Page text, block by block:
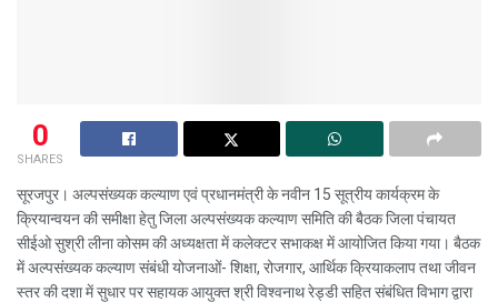
0
SHARES
सूरजपुर। अल्पसंख्यक कल्याण एवं प्रधानमंत्री के नवीन 15 सूत्रीय कार्यक्रम के
क्रियान्वयन की समीक्षा हेतु जिला अल्पसंख्यक कल्याण समिति की बैठक जिला पंचायत
सीईओ सुश्री लीना कोसम की अध्यक्षता में कलेक्टर सभाकक्ष में आयोजित किया गया। बैठक
में अल्पसंख्यक कल्याण संबंधी योजनाओं- शिक्षा, रोजगार, आर्थिक क्रियाकलाप तथा जीवन
स्तर की दशा में सुधार पर सहायक आयुक्त श्री विश्वनाथ रेड्डी सहित संबंधित विभाग द्वारा